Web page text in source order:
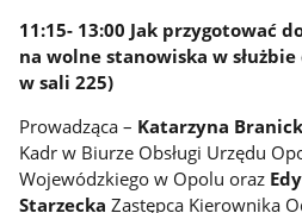
11:15- 13:00 Jak przygotować
na wolne stanowiska w
w sali 225)
Prowadząca – Katarzyna
Kadr w Biurze Obsługi Urzędu
Wojewódzkiego w Opolu oraz
StarzeckaZastępca Kierownika